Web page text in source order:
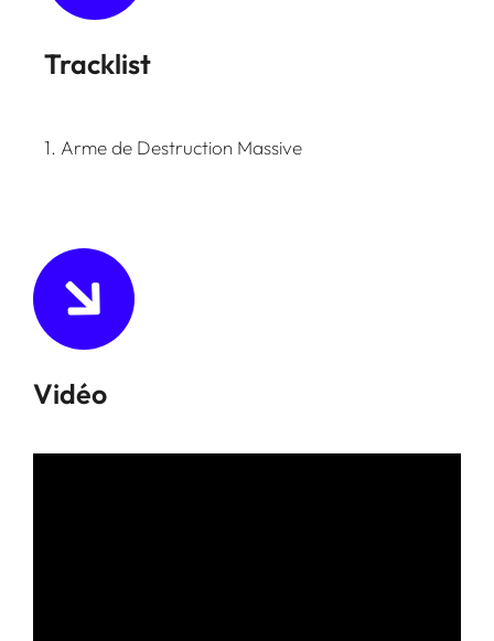
Tracklist
1. Arme de Destruction Massive
Vidéo